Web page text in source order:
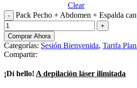
Clear
Pack Pecho + Abdomen + Espalda
Comprar Ahora
Categorías: Sesión Bienvenida, Tarifa
Compartir:
¡Dí hello! A depilación láser ilimitada